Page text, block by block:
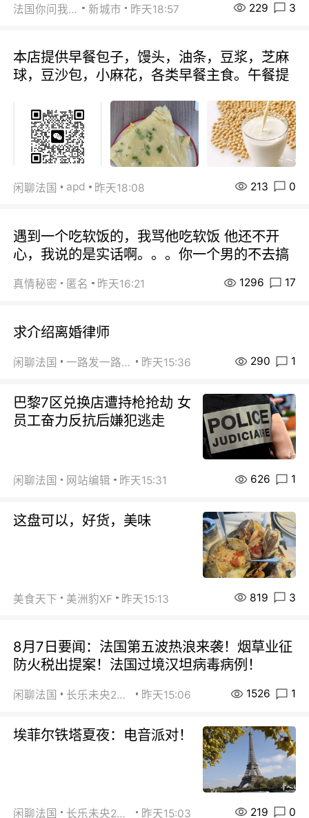
法国你问我答 新城市 昨天18:57 229 3
本店提供早餐包子，馒头，油条，豆浆，芝麻
球，豆沙包，小麻花，各类早餐主食。午餐提
闲聊法国 apd 昨天18:08 213 0
遇到一个吃软饭的，我骂他吃软饭 他还不开
心，我说的是实话啊。。。你一个男的不去搞
真情秘密 匿名 昨天16:21 1296 17
求介绍离婚律师
闲聊法国 一路发一路发 昨天15:36 290 1
巴黎7区兑换店遭持枪抢劫 女
员工奋力反抗后嫌犯逃走
闲聊法国 网站编辑 昨天15:31 626 1
这盘可以，好货，美味
美食天下 美洲豹XF 昨天15:13 819 3
8月7日要闻：法国第五波热浪来袭！烟草业征
防火税出提案！法国过境汉坦病毒病例！
闲聊法国 长乐未央2015 昨天15:06 1526 1
埃菲尔铁塔夏夜：电音派对！
闲聊法国 长乐未央2015 昨天15:03 219 0